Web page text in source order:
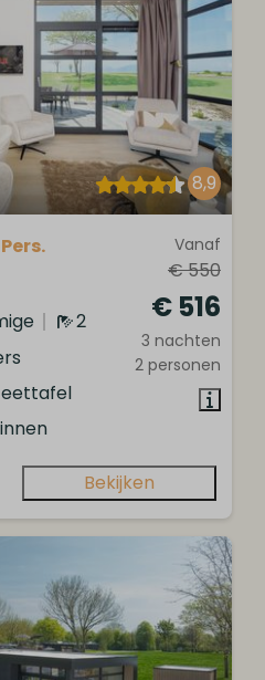
8,9
Vanaf
€ 550
€ 516
3 nachten
2 personen
2
Bekijken